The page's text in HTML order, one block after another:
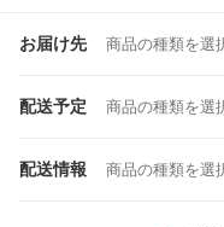
お届け先 商品の種類を選
配送予定 商品の種類を選
配送情報 商品の種類を選